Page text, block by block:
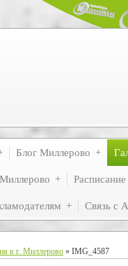
Блог Миллерово
Связь с
в г. Миллерово » IMG_4587